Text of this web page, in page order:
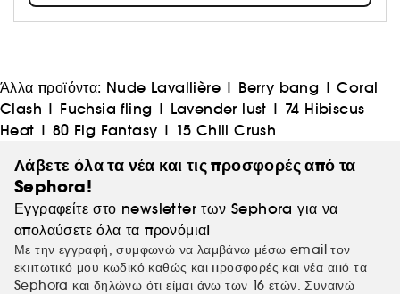
εμβληματικά προϊόντα μακιγιάζ, αρωμάτων και
περιποίησης επιδερμίδας εμπνευσμένα από την
edgy, πολυτελής. Η YSL Beauty απελευθερώνει και
επαναπροσδιορίζει τα όρια, εδώ και τώρα.
Άλλα προϊόντα: Nude Lavallière | Berry bang |Coral
Clash | Fuchsia fling | Lavender lust | 74 Hibiscus
Heat | 80 Fig Fantasy | 15 Chili Crush
Λάβετε όλα τα νέα και τις προσφορές από τα
Sephora!
Εγγραφείτε στο newsletter των Sephora για να
απολαύσετε όλα τα προνόμια!
Με την εγγραφή, συμφωνώ να λαμβάνω μέσω email τον
εκπτωτικό μου κωδικό καθώς και προσφορές και νέα από τα
Sephora και δηλώνω ότι είμαι άνω των 16 ετών. Συναινώ